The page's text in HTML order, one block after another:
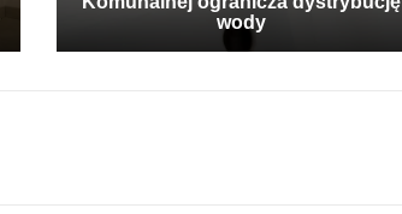
Komunalnej ogranicza dystrybucję
wody